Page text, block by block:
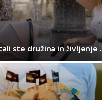
ste družina in življenje